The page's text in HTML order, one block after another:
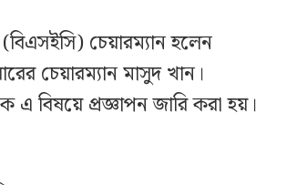
চেয়ারম্যান হলেন
চেয়ারম্যান মাসুদ খান।
এ বিষয়ে প্রজ্ঞাপন জারি করা হয়।